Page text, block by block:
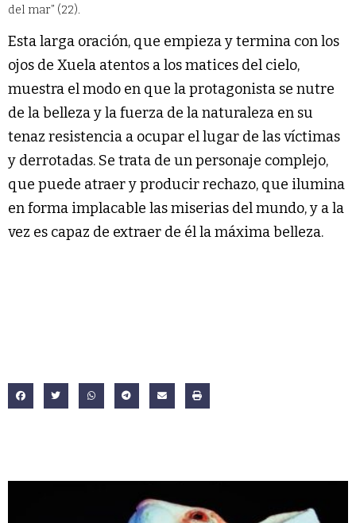
del mar” (22).
Esta larga oración, que empieza y termina con los
ojos de Xuela atentos a los matices del cielo,
muestra el modo en que la protagonista se nutre
de la belleza y la fuerza de la naturaleza en su
tenaz resistencia a ocupar el lugar de las víctimas
y derrotadas. Se trata de un personaje complejo,
que puede atraer y producir rechazo, que ilumina
en forma implacable las miserias del mundo, y a la
vez es capaz de extraer de él la máxima belleza.